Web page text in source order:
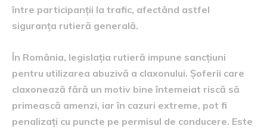
între participanții la trafic, afectând astfel
siguranța rutieră generală.
În România, legislația rutieră impune sancțiuni
pentru utilizarea abuzivă a claxonului. Șoferii care
claxonează fără un motiv bine întemeiat riscă să
primească amenzi, iar în cazuri extreme, pot fi
penalizați cu puncte pe permisul de conducere. Este